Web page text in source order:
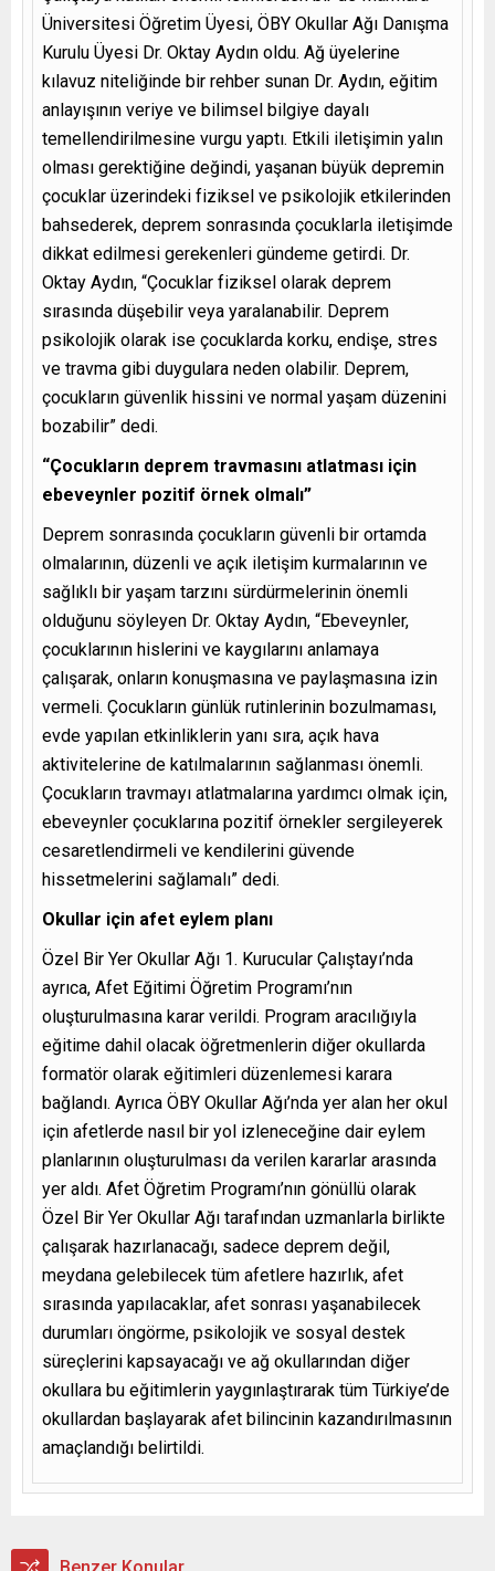
Üniversitesi Öğretim Üyesi, ÖBY Okullar Ağı Danışma
Kurulu Üyesi Dr. Oktay Aydın oldu. Ağ üyelerine
kılavuz niteliğinde bir rehber sunan Dr. Aydın, eğitim
anlayışının veriye ve bilimsel bilgiye dayalı
temellendirilmesine vurgu yaptı. Etkili iletişimin yalın
olması gerektiğine değindi, yaşanan büyük depremin
çocuklar üzerindeki fiziksel ve psikolojik etkilerinden
bahsederek, deprem sonrasında çocuklarla iletişimde
dikkat edilmesi gerekenleri gündeme getirdi. Dr.
Oktay Aydın, “Çocuklar fiziksel olarak deprem
sırasında düşebilir veya yaralanabilir. Deprem
psikolojik olarak ise çocuklarda korku, endişe, stres
ve travma gibi duygulara neden olabilir. Deprem,
çocukların güvenlik hissini ve normal yaşam düzenini
bozabilir” dedi.
“Çocukların deprem travmasını atlatması için
ebeveynler pozitif örnek olmalı”
Deprem sonrasında çocukların güvenli bir ortamda
olmalarının, düzenli ve açık iletişim kurmalarının ve
sağlıklı bir yaşam tarzını sürdürmelerinin önemli
olduğunu söyleyen Dr. Oktay Aydın, “Ebeveynler,
çocuklarının hislerini ve kaygılarını anlamaya
çalışarak, onların konuşmasına ve paylaşmasına izin
vermeli. Çocukların günlük rutinlerinin bozulmaması,
evde yapılan etkinliklerin yanı sıra, açık hava
aktivitelerine de katılmalarının sağlanması önemli.
Çocukların travmayı atlatmalarına yardımcı olmak için,
ebeveynler çocuklarına pozitif örnekler sergileyerek
cesaretlendirmeli ve kendilerini güvende
hissetmelerini sağlamalı” dedi.
Okullar için afet eylem planı
Özel Bir Yer Okullar Ağı 1. Kurucular Çalıştayı’nda
ayrıca, Afet Eğitimi Öğretim Programı’nın
oluşturulmasına karar verildi. Program aracılığıyla
eğitime dahil olacak öğretmenlerin diğer okullarda
formatör olarak eğitimleri düzenlemesi karara
bağlandı. Ayrıca ÖBY Okullar Ağı’nda yer alan her okul
için afetlerde nasıl bir yol izleneceğine dair eylem
planlarının oluşturulması da verilen kararlar arasında
yer aldı. Afet Öğretim Programı’nın gönüllü olarak
Özel Bir Yer Okullar Ağı tarafından uzmanlarla birlikte
çalışarak hazırlanacağı, sadece deprem değil,
meydana gelebilecek tüm afetlere hazırlık, afet
sırasında yapılacaklar, afet sonrası yaşanabilecek
durumları öngörme, psikolojik ve sosyal destek
süreçlerini kapsayacağı ve ağ okullarından diğer
okullara bu eğitimlerin yaygınlaştırarak tüm Türkiye’de
okullardan başlayarak afet bilincinin kazandırılmasının
amaçlandığı belirtildi.
Benzer Konular